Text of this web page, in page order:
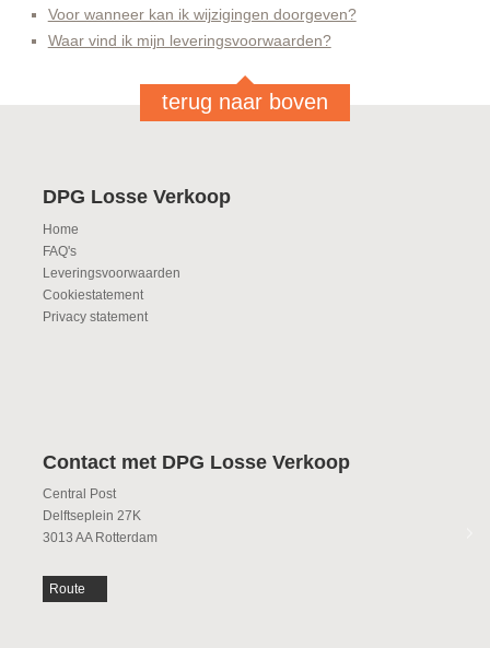
Voor wanneer kan ik wijzigingen doorgeven?
Waar vind ik mijn leveringsvoorwaarden?
terug naar boven
DPG Losse Verkoop
Home
FAQ's
Leveringsvoorwaarden
Cookiestatement
Privacy statement
Contact met DPG Losse Verkoop
Central Post
Delftseplein 27K
3013 AA Rotterdam
Route